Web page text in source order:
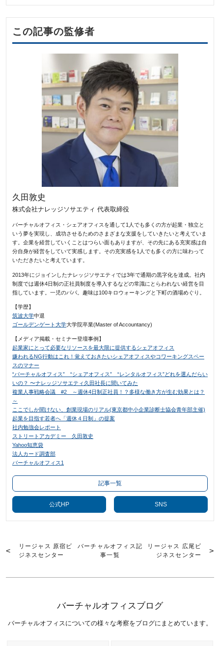
この記事の監修者
久田敦史
株式会社ナレッジソサエティ 代表取締役
バーチャルオフィス・シェアオフィスを通して1人でも多くの方が起業・独立と
いう夢を実現し、成功させるためのさまざまな支援をしていきたいと考えていま
す。企業を経営していくことはつらい面もありますが、その先にある充実感は自
分自身が経営をしていて実感します。その充実感を1人でも多くの方に味わって
いただきたいと考えています。
2013年にジョインしたナレッジソサエティでは3年で通期の黒字化を達成。社内
制度では週休4日制の正社員制度を導入するなどの常識にとらわれない経営を目
指しています。一児のパパ。趣味は100キロウォーキングと下町の酒場めぐり。
【学歴】
筑波大学中退
ゴールデンゲート大学大学院卒業(Master of Accountancy)
【メディア掲載・セミナー登壇事例】
起業家にとって必要なリソースを最大限に提供するシェアオフィス
嫌われるNG行動はこれ！覚えておきたいシェアオフィスやコワーキングスペー
スのマナー
“バーチャルオフィス” “シェアオフィス” “レンタルオフィス”どれを選んだらい
いの？ 〜ナレッジソサエティ久田社長に聞いてみた
複業人事戦略会議 #2 ～週休4日制正社員！？多様な働き方が生む効果とは？
～
ここでしか聞けない、創業現場のリアル(東京都中小企業診断士協会青年部主催)
起業を目指す若者へ「週休４日制」の提案
社内勉強会レポート
ストリートアカデミー 久田敦史
Yahoo知恵袋
法人カード調査部
バーチャルオフィス1
記事一覧
公式HP SNS
リージャス 原宿ビ
ジネスセンター
バーチャルオフィス記
事一覧
リージャス 広尾ビ
ジネスセンター
バーチャルオフィスブログ
バーチャルオフィスについての様々な考察をブログにまとめています。